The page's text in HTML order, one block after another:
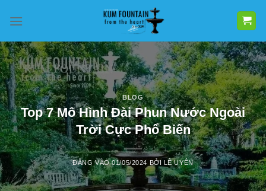
qua
dung
BLOG
Top 7 Mô Hình Đài Phun Nước Ngoài
Trời Cực Phổ Biến
ĐĂNG VÀO01/05/2024 BỞI LÊ UYÊN